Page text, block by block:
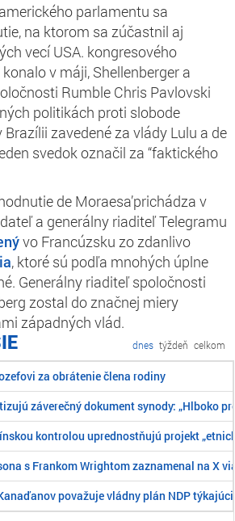
parlamentu sa
na ktorom sa zúčastnil aj
vecí USA. kongresového
v máji, Shellenberger a
Rumble Chris Pavlovski
politikách proti slobode
Brazílii zavedené za vlády Lulu a de
svedok označil za “faktického
de Moraesa’prichádza v
a generálny riaditeľ Telegramu
vo Francúzsku zo zdanlivo
, ktoré sú podľa mnohých úplne
Generálny riaditeľ spoločnosti
zostal do značnej miery
západných vlád.
dnes týždeň celkom
za obrátenie člena rodiny
záverečný dokument synody: „Hlboko
kontrolou uprednostňujú projekt
s Frankom Wrightom zaznamenal na X
považuje vládny plán NDP